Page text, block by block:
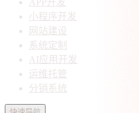
APP开发
小程序开发
网站建设
系统定制
AI应用开发
运维托管
分销系统